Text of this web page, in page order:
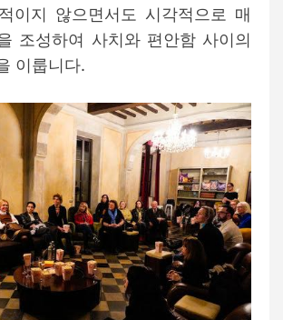
이지 않으면서도 시각적으로 매
조성하여 사치와 편안함 사이의
이룹니다.